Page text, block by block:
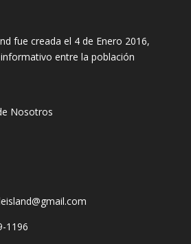
fue creada el 4 de Enero 2016,
entre la población
Nosotros
1196